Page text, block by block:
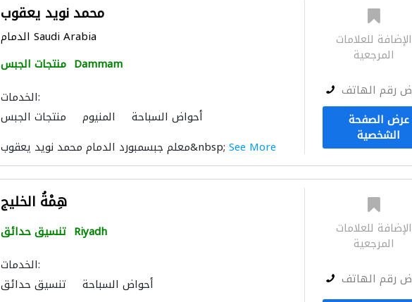
محمد نوید یعقوب
الدمام Saudi Arabia
منتجات الجبس Dammam
الخدمات:
منتجات الجبس
المنيوم
أحواض السباحة
معلم جبسمبورد الدمام محمد نوید یعقوب&nbsp; See More
الإضافة للعلامات
المرجعية
رقم الهاتف
عرض الصفحة
الشخصية
هِمْةُ الخليج
تنسيق حدائق Riyadh
الخدمات:
تنسيق حدائق
أحواض السباحة
الإضافة للعلامات
المرجعية
رقم الهاتف